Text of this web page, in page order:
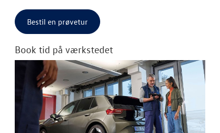
Bestil en prøvetur
Book tid på værkstedet